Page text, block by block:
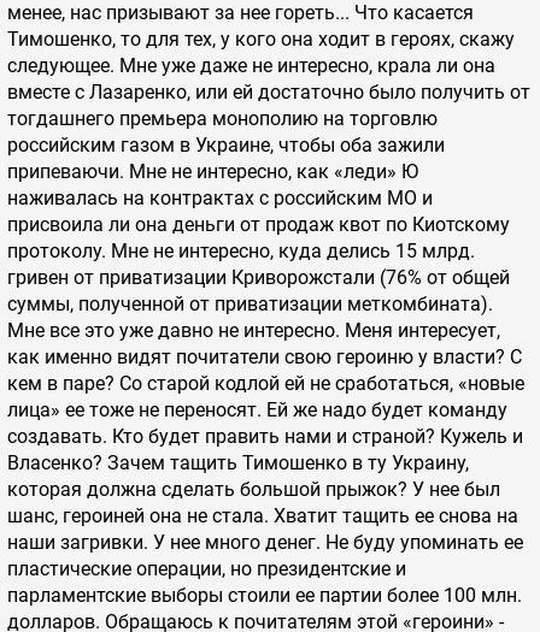
менее, нас призывают за нее гореть... Что касается
Тимошенко, то для тех, у кого она ходит в героях, скажу
следующее. Мне уже даже не интересно, крала ли она
вместе с Лазаренко, или ей достаточно было получить от
тогдашнего премьера монополию на торговлю
российским газом в Украине, чтобы оба зажили
припеваючи. Мне не интересно, как «леди» Ю
наживалась на контрактах с российским МО и
присвоила ли она деньги от продаж квот по Киотскому
протоколу. Мне не интересно, куда делись 15 млрд.
гривен от приватизации Криворожстали (76% от общей
суммы, полученной от приватизации меткомбината).
Мне все это уже давно не интересно. Меня интересует,
как именно видят почитатели свою героиню у власти? С
кем в паре? Со старой кодлой ей не сработаться, «новые
лица» ее тоже не переносят. Ей же надо будет команду
создавать. Кто будет править нами и страной? Кужель и
Власенко? Зачем тащить Тимошенко в ту Украину,
которая должна сделать большой прыжок? У нее был
шанс, героиней она не стала. Хватит тащить ее снова на
наши загривки. У нее много денег. Не буду упоминать ее
пластические операции, но президентские и
парламентские выборы стоили ее партии более 100 млн.
долларов. Обращаюсь к почитателям этой «героини» -